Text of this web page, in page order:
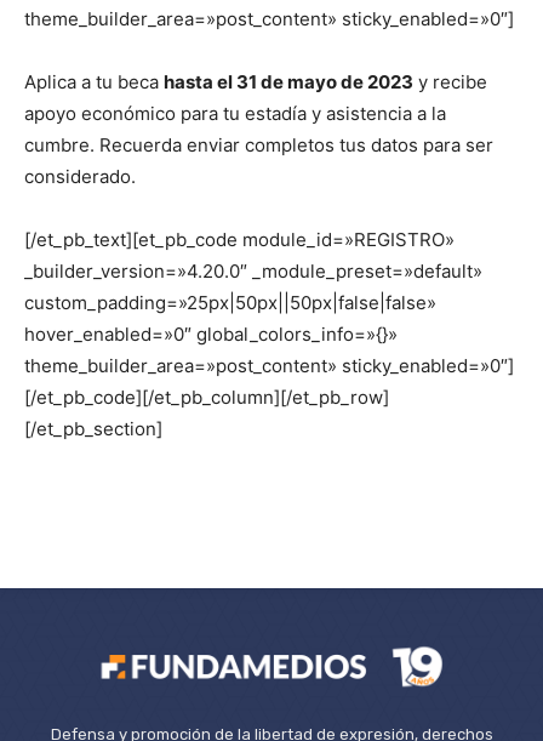
theme_builder_area=»post_content» sticky_enabled=»0″]
Aplica a tu beca hasta el 31 de mayo de 2023 y recibe
apoyo económico para tu estadía y asistencia a la
cumbre. Recuerda enviar completos tus datos para ser
considerado.
[/et_pb_text][et_pb_code module_id=»REGISTRO»
_builder_version=»4.20.0″ _module_preset=»default»
custom_padding=»25px|50px||50px|false|false»
hover_enabled=»0″ global_colors_info=»{}»
theme_builder_area=»post_content» sticky_enabled=»0″]
[/et_pb_code][/et_pb_column][/et_pb_row]
[/et_pb_section]
Defensa y promoción de la libertad de expresión, derechos